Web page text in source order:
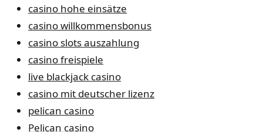
casino hohe einsätze
casino willkommensbonus
casino slots auszahlung
casino freispiele
live blackjack casino
casino mit deutscher lizenz
pelican casino
Pelican casino